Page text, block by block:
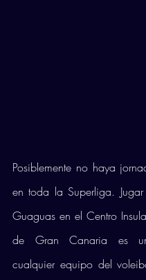
Posiblemente no haya
en toda la Superliga.
Guaguas en el Centro
de Gran Canaria es
cualquier equipo del